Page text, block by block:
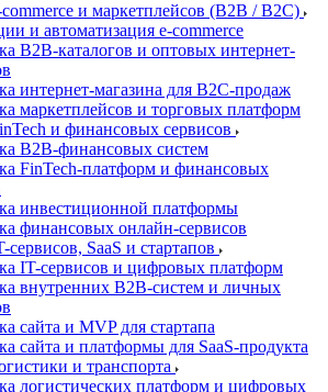
и маркетплейсов (B2B / B2C)
и автоматизация e-commerce
B2B-каталогов и оптовых интернет-
интернет-магазина для B2C-продаж
маркетплейсов и торговых платформ
и финансовых сервисов
B2B-финансовых систем
FinTech-платформ и финансовых
инвестиционной платформы
финансовых онлайн-сервисов
SaaS и стартапов
IT-сервисов и цифровых платформ
внутренних B2B-систем и личных
сайта и MVP для стартапа
сайта и платформы для SaaS-продукта
и транспорта
логистических платформ и цифровых